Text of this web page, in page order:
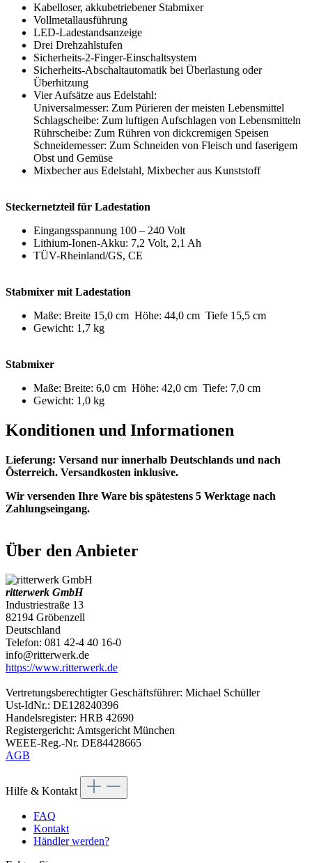
Kabelloser, akkubetriebener Stabmixer
Vollmetallausführung
LED-Ladestandsanzeige
Drei Drehzahlstufen
Sicherheits-2-Finger-Einschaltsystem
Sicherheits-Abschaltautomatik bei Überlastung oder
Überhitzung
Vier Aufsätze aus Edelstahl:
Universalmesser: Zum Pürieren der meisten Lebensmittel
Schlagscheibe: Zum luftigen Aufschlagen von Lebensmitteln
Rührscheibe: Zum Rühren von dickcremigen Speisen
Schneidemesser: Zum Schneiden von Fleisch und faserigem
Obst und Gemüse
Mixbecher aus Edelstahl, Mixbecher aus Kunststoff
Steckernetzteil für Ladestation
Eingangsspannung 100 – 240 Volt
Lithium-Ionen-Akku: 7,2 Volt, 2,1 Ah
TÜV-Rheinland/GS, CE
Stabmixer mit Ladestation
Maße: Breite 15,0 cm Höhe: 44,0 cm Tiefe 15,5 cm
Gewicht: 1,7 kg
Stabmixer
Maße: Breite: 6,0 cm Höhe: 42,0 cm Tiefe: 7,0 cm
Gewicht: 1,0 kg
Konditionen und Informationen
Lieferung: Versand nur innerhalb Deutschlands und nach
Österreich. Versandkosten inklusive.
Wir versenden Ihre Ware bis spätestens 5 Werktage nach
Zahlungseingang.
Über den Anbieter
ritterwerk GmbH
Industriestraße 13
82194 Gröbenzell
Deutschland
Telefon: 081 42-4 40 16-0
info@ritterwerk.de
https://www.ritterwerk.de
Vertretungsberechtigter Geschäftsführer: Michael Schüller
Ust-IdNr.: DE128240396
Handelsregister: HRB 42690
Registergericht: Amtsgericht München
WEEE-Reg.-Nr. DE84428665
AGB
Hilfe & Kontakt
FAQ
Kontakt
Händler werden?